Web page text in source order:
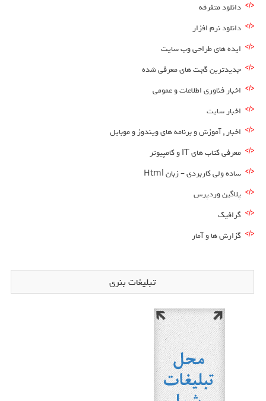
دانلود متفرقه
دانلود نرم افزار
ایده های طراحی وب سایت
جدیدترین گجت های معرفی شده
اخبار فناوری اطلاعات و عمومی
اخبار سایت
اخبار , آموزش و برنامه های ویندوز و موبایل
معرفی کتاب های IT و کامپیوتر
ساده ولی کاربردی – زبان Html
پلاگین وردپرس
گرافیک
گزارش ها و آمار
تبلیغات بنری